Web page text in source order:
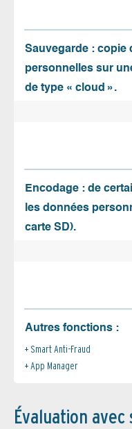
Sauvegarde : copie
personnelles sur
de type « cloud ».
Encodage : de
les données
carte SD).
Autres fonctions :
Smart Anti-Fraud
App Manager
Évaluation